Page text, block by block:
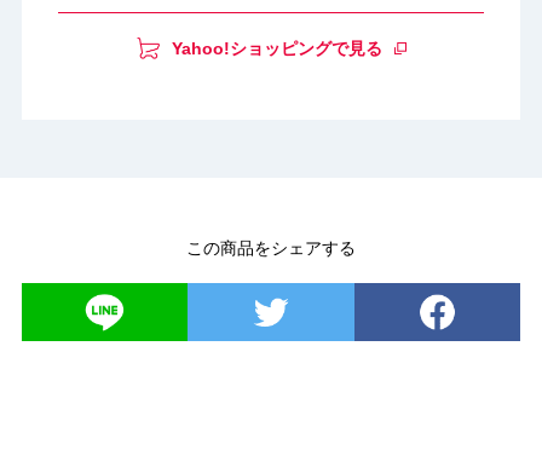
Yahoo!ショッピングで見る
この商品をシェアする